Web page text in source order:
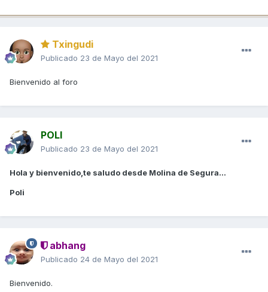
Txingudi
Publicado 23 de Mayo del 2021
Bienvenido al foro
POLI
Publicado 23 de Mayo del 2021
Hola y bienvenido,te saludo desde Molina de Segura...
Poli
abhang
Publicado 24 de Mayo del 2021
Bienvenido.